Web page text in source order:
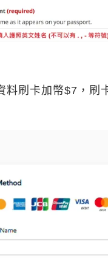
料刷卡加幣$7，刷